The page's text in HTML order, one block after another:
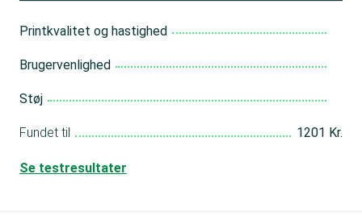
Printkvalitet og hastighed
Brugervenlighed
Støj
Fundet til 1201 Kr.
Se testresultater